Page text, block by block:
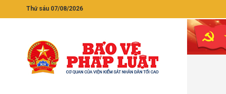
Thứ sáu 07/08/2026